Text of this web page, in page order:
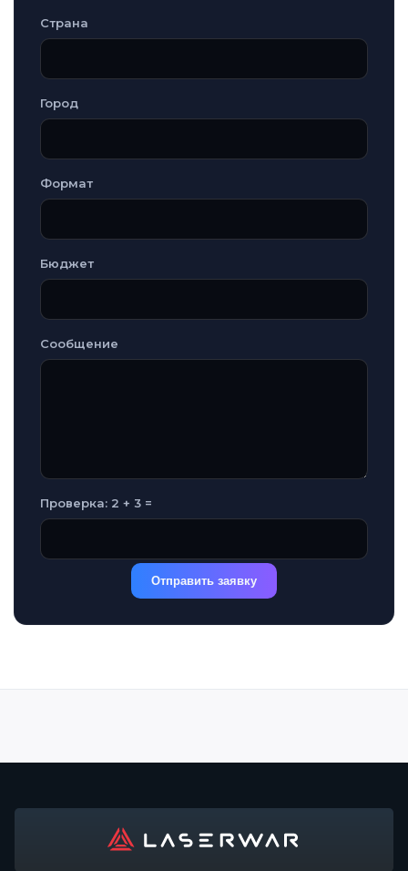
Страна
Город
Формат
Бюджет
Сообщение
Проверка: 2 + 3 =
Отправить заявку